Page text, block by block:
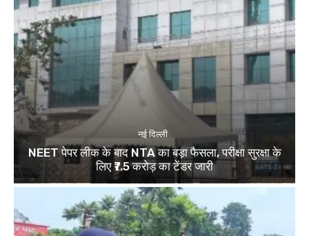
नई दिल्ली
NEET पेपर लीक के बाद NTA का बड़ा फैसला, परीक्षा सुरक्षा के
लिए ₹7.5 करोड़ का टेंडर जारी